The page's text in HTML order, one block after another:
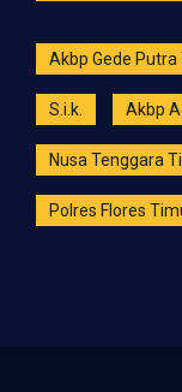
Akbp Gede Putra
S.i.k. Akbp
Nusa Tenggara
Polres Flores